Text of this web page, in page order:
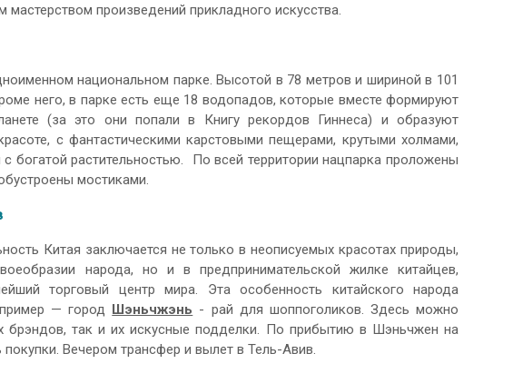
произведений прикладного искусства.
национальном парке. Высотой в 78 метров и шириной в 101
него, в парке есть еще 18 водопадов, которые вместе формируют
(за это они попали в Книгу рекордов Гиннеса) и образуют
с фантастическими карстовыми пещерами, крутыми холмами,
богатой растительностью. По всей территории нацпарка проложены
мостиками.
Китая заключается не только в неописуемых красотах природы,
народа, но и в предпринимательской жилке китайцев,
торговый центр мира. Эта особенность китайского народа
— город
Шэньчжэнь - рай для шоппоголиков. Здесь можно
брэндов, так и их искусные подделки. По прибытию в Шэньчжен на
Вечером трансфер и вылет в Тель-Авив.